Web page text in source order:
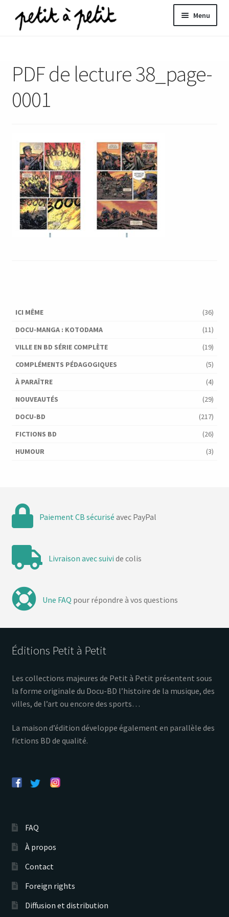
Aller
à
Aller
au
Menu
PDF de lecture 38_page-
0001
ICI MÊME
(36)
DOCU-MANGA : KOTODAMA
(11)
VILLE EN BD SÉRIE COMPLÈTE
(19)
COMPLÉMENTS PÉDAGOGIQUES
(5)
À PARAÎTRE
(4)
NOUVEAUTÉS
(29)
DOCU-BD
(217)
FICTIONS BD
(26)
HUMOUR
(3)
Paiement CB sécurisé avec PayPal
Livraison avec suivi de colis
Une FAQ pour répondre à vos questions
Éditions Petit à Petit
Les collections majeures de Petit à Petit présentent sous
la forme originale du Docu-BD l’histoire de la musique, des
villes, de l’art ou encore des sports…
La maison d’édition développe également en parallèle des
fictions BD de qualité.
FAQ
À propos
Contact
Foreign rights
Diffusion et distribution